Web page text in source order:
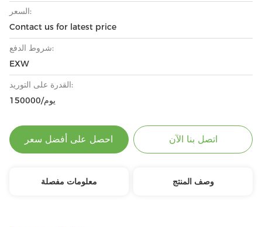
السعر:
Contact us for latest price
شروط الدفع:
EXW
القدرة على التوريد:
150000/يوم
احصل على أفضل سعر اتصل بنا الآن
معلومات مفصلة وصف المنتج